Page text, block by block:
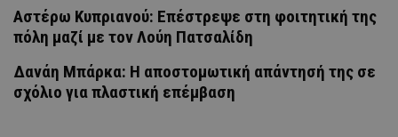
Αστέρω Κυπριανού: Επέστρεψε στη φοιτητική της
πόλη μαζί με τον Λούη Πατσαλίδη
Δανάη Μπάρκα: Η αποστομωτική απάντησή της σε
σχόλιο για πλαστική επέμβαση